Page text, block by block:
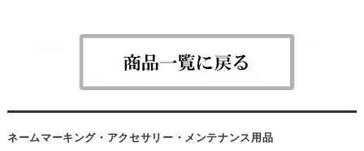
ネームマーキング・アクセサリー・メンテナンス用品